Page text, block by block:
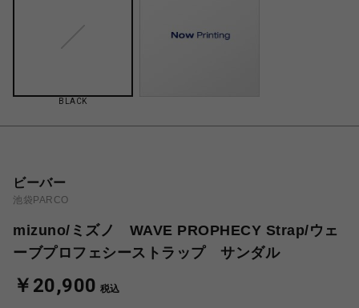
BLACK
ビーバー
池袋PARCO
mizuno/ミズノ WAVE PROPHECY Strap/ウェ
ーブプロフェシーストラップ サンダル
￥20,900 税込